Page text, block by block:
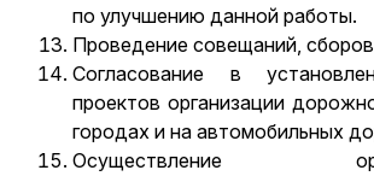
по улучшению данной работы.
Проведение совещаний,
Согласование в
проектов организации
городах и на автомобильных
Осуществление